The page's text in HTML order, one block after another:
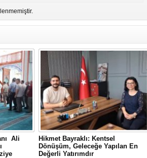
Ali
Hikmet Bayraklı: Kentsel
Dönüşüm, Geleceğe Yapılan En
Değerli Yatırımdır